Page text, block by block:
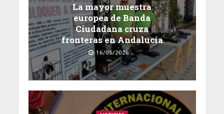
La mayor muestra
europea de Banda
Ciudadana cruza
fronteras en Andalucía
16/05/2026